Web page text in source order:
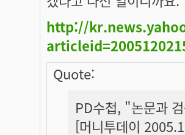
http://
Quote:
PD수첩, "논문과
[머니투데이